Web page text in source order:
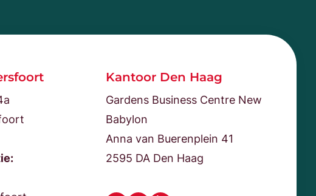
Kantoor Den Haag
Gardens Business Centre New
Babylon
Anna van Buerenplein 41
2595 DA Den Haag